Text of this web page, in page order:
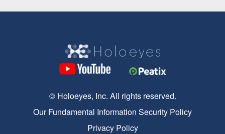
© Holoeyes, Inc. All rights reserved.
Our Fundamental Information Security Policy
Privacy Policy